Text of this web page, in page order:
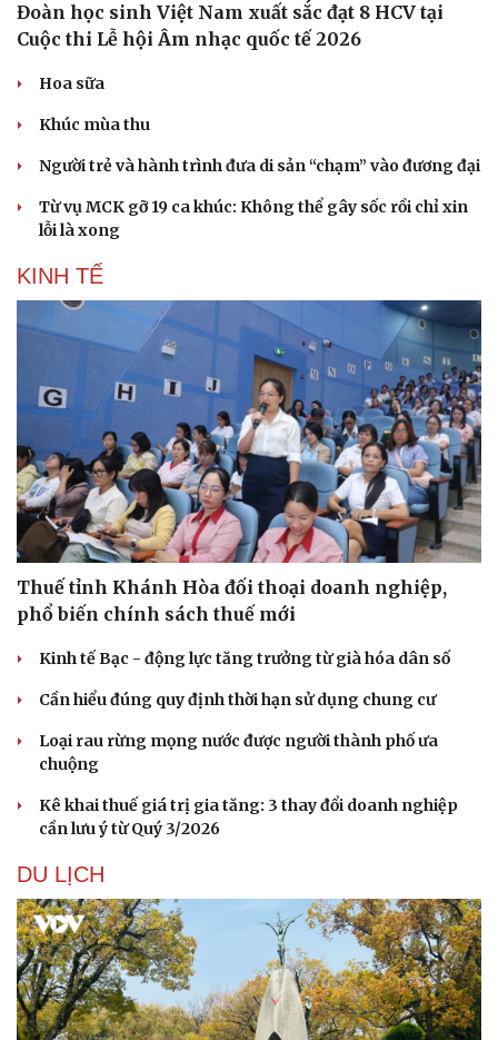
Sức khỏe
Dinh dưỡng - món ngon
Cây thuốc
Nhi khoa
Nam khoa
Làm đẹp - giảm cân
Phòng mạch online
Ăn sạch sống khỏe
Nhà đẹp
Đoàn học sinh Việt Nam xuất sắc đạt 8 HCV tại
Cuộc thi Lễ hội Âm nhạc quốc tế 2026
Hoa sữa
Khúc mùa thu
Người trẻ và hành trình đưa di sản “chạm” vào đương đại
Từ vụ MCK gỡ 19 ca khúc: Không thể gây sốc rồi chỉ xin
lỗi là xong
KINH TẾ
Thuế tỉnh Khánh Hòa đối thoại doanh nghiệp,
phổ biến chính sách thuế mới
Kinh tế Bạc - động lực tăng trưởng từ già hóa dân số
Cần hiểu đúng quy định thời hạn sử dụng chung cư
Loại rau rừng mọng nước được người thành phố ưa
chuộng
Kê khai thuế giá trị gia tăng: 3 thay đổi doanh nghiệp
cần lưu ý từ Quý 3/2026
DU LỊCH